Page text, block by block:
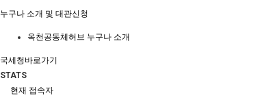
누구나 소개 및 대관신청
옥천공동체허브 누구나 소개
국세청바로가기
STATS
현재 접속자